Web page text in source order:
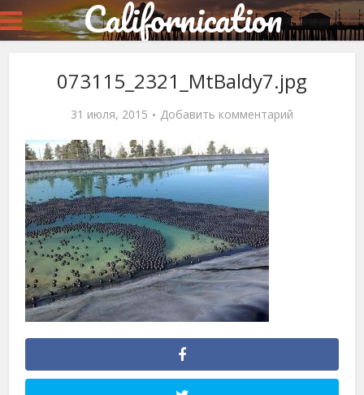
Californication
073115_2321_MtBaldy7.jpg
31 июля, 2015 Добавить комментарий